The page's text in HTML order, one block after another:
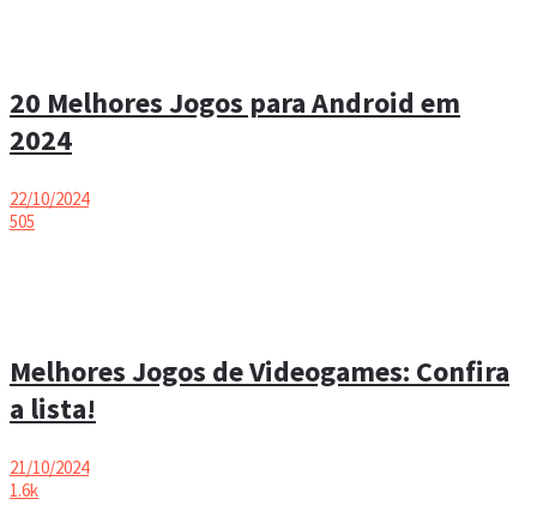
20 Melhores Jogos para Android em
2024
22/10/2024
505
Melhores Jogos de Videogames: Confira
a lista!
21/10/2024
1.6k